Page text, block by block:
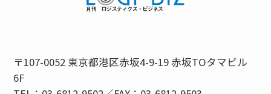
〒107-0052 東京都港区赤坂4-9-19 赤坂TOタマビル
6F